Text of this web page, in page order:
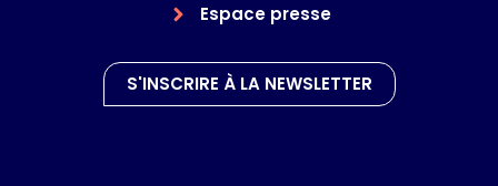
Espace presse
S'INSCRIRE À LA NEWSLETTER